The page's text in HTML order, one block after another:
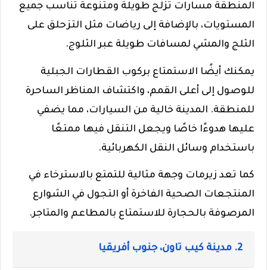
المنطقة مسارات تزلج طويلة ومتنوعة تناسب جميع
المستويات، بالإضافة إلى رياضات مثل التزحلق على
الثلج والمشي لمسافات طويلة عبر الثلوج.
يمكنك أيضًا الاستمتاع بركوب القطارات الجبلية
للوصول إلى أعلى القمم، واكتشاف المناظر الساحرة
للمنطقة. المدينة خالية من السيارات، مما يضفي
عليها هدوءًا خاصًا ويجعل التنقل فيها ممتعًا
باستخدام وسائل النقل الكهربائية.
كما تعد زيرمات وجهة مثالية للتمتع بالاسترخاء في
المنتجعات الصحية الفاخرة أو التجول في الشوارع
المرصوفة بالحجارة للاستمتاع بالمطاعم والمتاجر.
2. مدينة كيب تاون، جنوب أفريقيا